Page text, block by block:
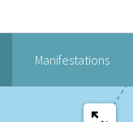
Manifestations